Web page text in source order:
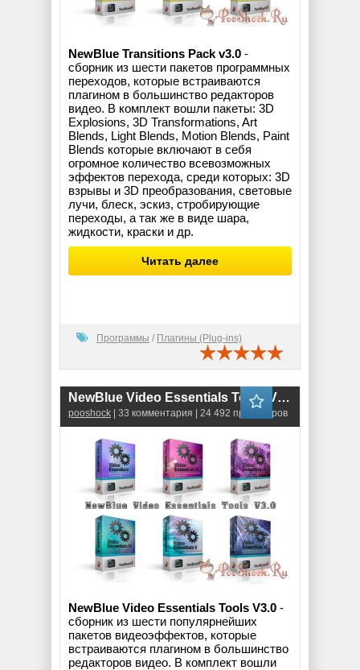
NewBlue Transitions Pack v3.0 -
сборник из шести пакетов программных
переходов, которые встраиваются
плагином в большинство редакторов
видео. В комплект вошли пакеты: 3D
Explosions, 3D Transformations, Art
Blends, Light Blends, Motion Blends, Paint
Blends которые включают в себя
огромное количество всевозможных
эффектов перехода, среди которых: 3D
взрывы и 3D преобразования, световые
лучи, блеск, эскиз, стробирующие
переходы, а так же в виде шара,
жидкости, краски и др.
Читать далее
Программы / Плагины (Plug-ins)
NewBlue Video Essentials Tools V3.0 (Build 121113)
pooshock | 33 комментария | 24 492 просмотров
NewBlue Video Essentials Tools V3.0 -
сборник из шести популярнейших
пакетов видеоэффектов, которые
встраиваются плагином в большинство
редакторов видео. В комплект вошли